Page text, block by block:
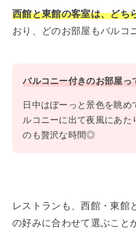
西館と東館の客室は、どち
おり、どのお部屋もバルコ
バルコニー付きのお部屋っ
日中はぼーっと景色を眺め
ルコニーに出て夜風にあた
のも贅沢な時間◎
レストランも、西館・東館
の好みに合わせて選ぶこと